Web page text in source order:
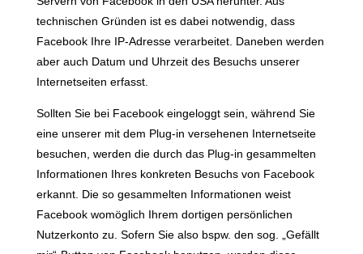
technischen Gründen ist es dabei notwendig, dass
Facebook Ihre IP-Adresse verarbeitet. Daneben werden
aber auch Datum und Uhrzeit des Besuchs unserer
Internetseiten erfasst.
Sollten Sie bei Facebook eingeloggt sein, während Sie
eine unserer mit dem Plug-in versehenen Internetseite
besuchen, werden die durch das Plug-in gesammelten
Informationen Ihres konkreten Besuchs von Facebook
erkannt. Die so gesammelten Informationen weist
Facebook womöglich Ihrem dortigen persönlichen
Nutzerkonto zu. Sofern Sie also bspw. den sog. „Gefällt